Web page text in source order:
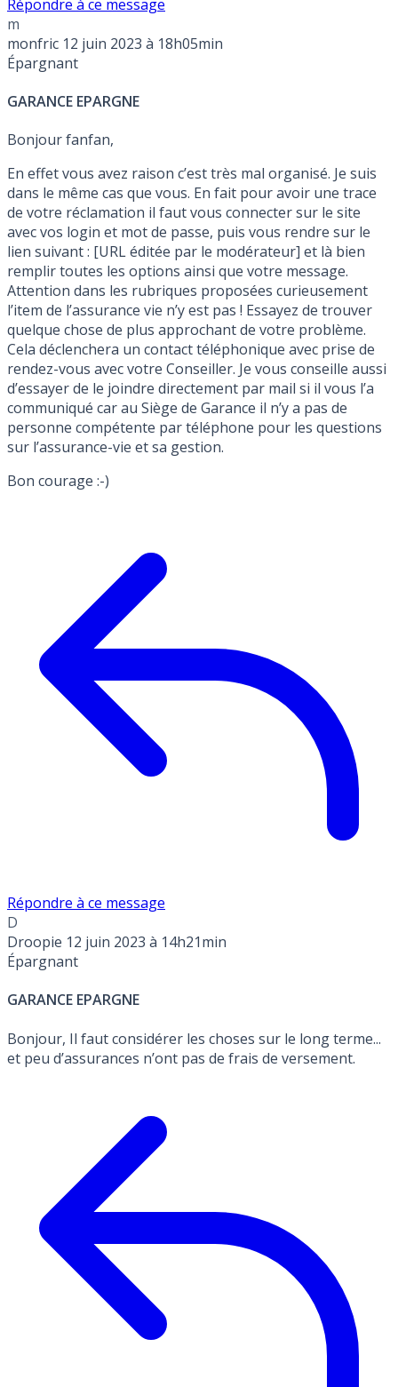
Répondre à ce message
m
monfric 12 juin 2023 à 18h05min
Épargnant
GARANCE EPARGNE
Bonjour fanfan,
En effet vous avez raison c’est très mal organisé. Je suis
dans le même cas que vous. En fait pour avoir une trace
de votre réclamation il faut vous connecter sur le site
avec vos login et mot de passe, puis vous rendre sur le
lien suivant : [URL éditée par le modérateur] et là bien
remplir toutes les options ainsi que votre message.
Attention dans les rubriques proposées curieusement
l’item de l’assurance vie n’y est pas ! Essayez de trouver
quelque chose de plus approchant de votre problème.
Cela déclenchera un contact téléphonique avec prise de
rendez-vous avec votre Conseiller. Je vous conseille aussi
d’essayer de le joindre directement par mail si il vous l’a
communiqué car au Siège de Garance il n’y a pas de
personne compétente par téléphone pour les questions
sur l’assurance-vie et sa gestion.
Bon courage :-)
Répondre à ce message
D
Droopie 12 juin 2023 à 14h21min
Épargnant
GARANCE EPARGNE
Bonjour, Il faut considérer les choses sur le long terme...
et peu d’assurances n’ont pas de frais de versement.